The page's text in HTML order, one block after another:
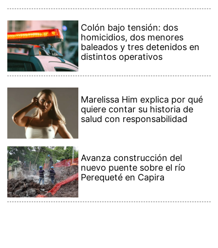
Colón bajo tensión: dos
homicidios, dos menores
baleados y tres detenidos en
distintos operativos
Marelissa Him explica por qué
quiere contar su historia de
salud con responsabilidad
Avanza construcción del
nuevo puente sobre el río
Perequeté en Capira